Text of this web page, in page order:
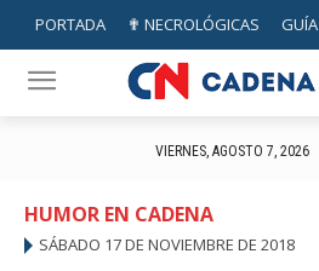
PORTADA ✟ NECROLÓGICAS GUÍA
VIERNES, AGOSTO 7, 2026
HUMOR EN CADENA
SÁBADO 17 DE NOVIEMBRE DE 2018